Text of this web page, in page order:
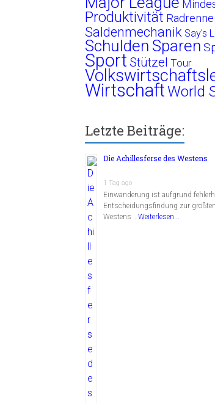
Produktivität
Saldenmechanik Say's
Schulden Sparen
Sport Stützel Tour
WirtschaftWorld
Letzte Beiträge:
Die Achillesferse des Westens
1 Tag ago
Einwanderung ist aufgrund
Entscheidungsfindung zur
Westens …Weiterlesen...